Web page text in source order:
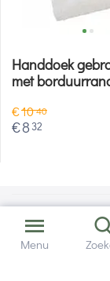
Handdoek
met
€1040
€8 32
Menu